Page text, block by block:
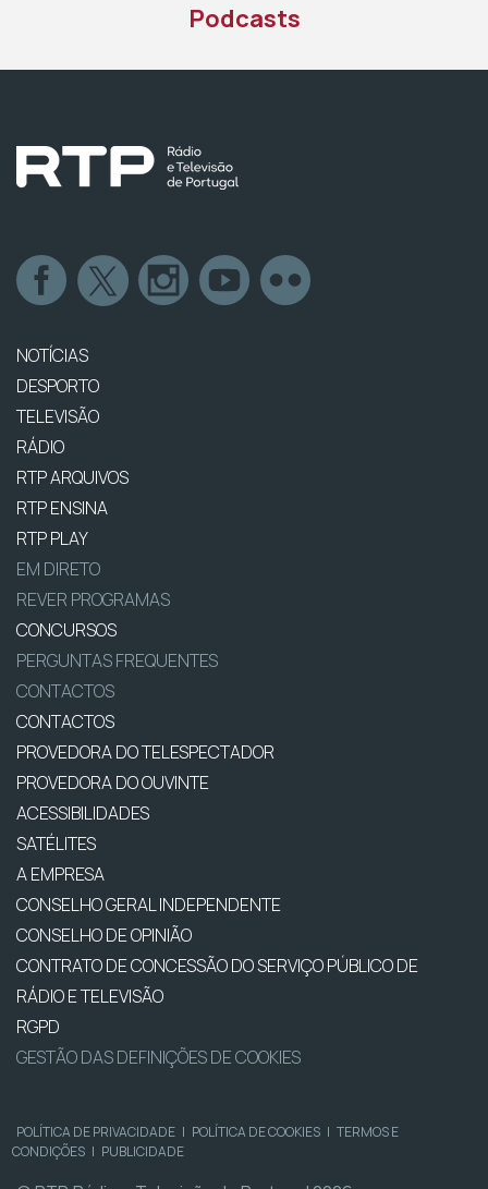
Podcasts
NOTÍCIAS
DESPORTO
TELEVISÃO
RÁDIO
RTP ARQUIVOS
RTP ENSINA
RTP PLAY
EM DIRETO
REVER PROGRAMAS
CONCURSOS
PERGUNTAS FREQUENTES
CONTACTOS
CONTACTOS
PROVEDORA DO TELESPECTADOR
PROVEDORA DO OUVINTE
ACESSIBILIDADES
SATÉLITES
A EMPRESA
CONSELHO GERAL INDEPENDENTE
CONSELHO DE OPINIÃO
CONTRATO DE CONCESSÃO DO SERVIÇO PÚBLICO DE
RÁDIO E TELEVISÃO
RGPD
GESTÃO DAS DEFINIÇÕES DE COOKIES
POLÍTICA DE PRIVACIDADE | POLÍTICA DE COOKIES | TERMOS E
CONDIÇÕES | PUBLICIDADE